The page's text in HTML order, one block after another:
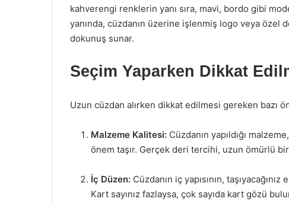
kahverengi renklerin yanı sıra, mavi, bordo gibi
yanında, cüzdanın üzerine işlenmiş logo veya özel
dokunuş sunar.
Seçim Yaparken Dikkat
Uzun cüzdan alırken dikkat edilmesi gereken bazı
Malzeme Kalitesi: Cüzdanın yapıldığı
önem taşır. Gerçek deri tercihi, uzun ömürlü
İç Düzen: Cüzdanın iç yapısının,
Kart sayınız fazlaysa, çok sayıda kart gözü